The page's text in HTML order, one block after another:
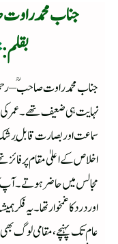
جناب محمد راوت
بقلم:
جناب محمد راوت صاحبؒ –رحمۃ
نہایت ہی ضعیف تھے۔ عمر
سماعت اور بصارت قابلِ
اخلاص کے اعلیٰ مقام پر
مجالس میں حاضر ہوتے۔ آپ
اوردرد کا غمخوار تھا۔ یہ
عام تک پہنچے، مقامی لوگ